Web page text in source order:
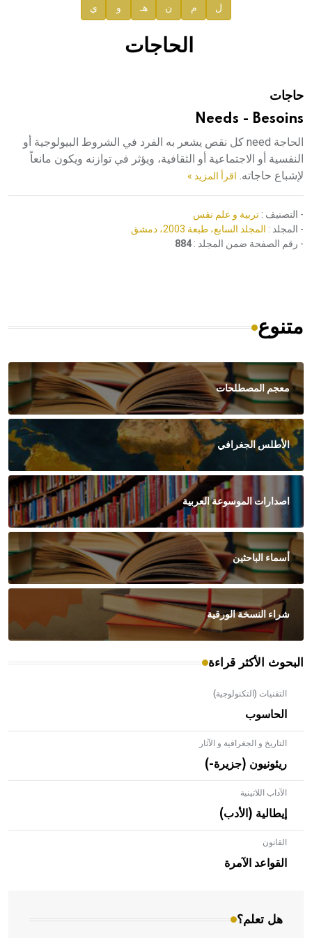
صدور المجلد الثامن عشر من الموسوعة الطبية
ل م ن هـ و ي
الحاجات
حاجات
Needs - Besoins
الحاجة need كل نقص يشعر به الفرد في الشروط البيولوجية أو
النفسية أو الاجتماعية أو الثقافية، ويؤثر في توازنه ويكون مانعاً
لإشباع حاجاته. اقرأ المزيد »
- التصنيف : تربية و علم نفس
- المجلد : المجلد السابع، طبعة 2003، دمشق
- رقم الصفحة ضمن المجلد : 884
متنوع
معجم المصطلحات
الأطلس الجغرافي
اصدارات الموسوعة العربية
أسماء الباحثين
شراء النسخة الورقية
البحوث الأكثر قراءة
التقنيات (التكنولوجية)
الحاسوب
التاريخ و الجغرافية و الآثار
ريئونيون (جزيرة-)
الآداب اللاتينية
إيطالية (الأدب)
القانون
القواعد الآمرة
هل تعلم؟
- هل تعلم أن الأبلق نوع من الفنون الهندسية التي ارتبطت
بالعمارة الإسلامية في بلاد الشام ومصر خاصة، حيث يحرص
المعمار على بناء مداميكه وخاصة في الواجهات